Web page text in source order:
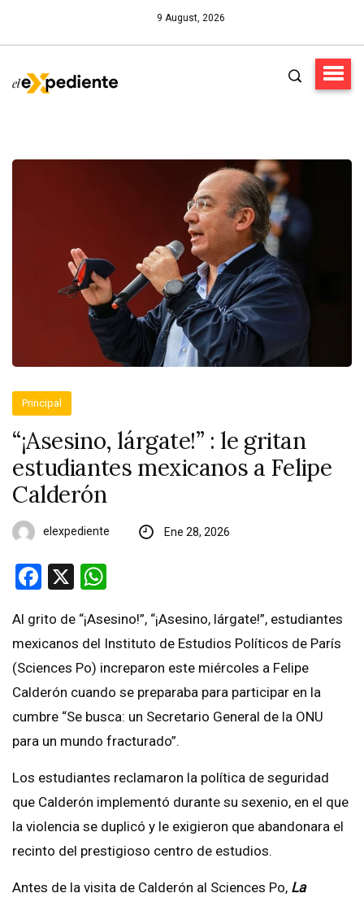
9 August, 2026
Principal
“¡Asesino, lárgate!” : le gritan
estudiantes mexicanos a Felipe
Calderón
elexpediente Ene 28, 2026
Facebook
X
Al grito de “¡Asesino!”, “¡Asesino, lárgate!”, estudiantes
mexicanos del Instituto de Estudios Políticos de París
(Sciences Po) increparon este miércoles a Felipe
Calderón cuando se preparaba para participar en la
cumbre “Se busca: un Secretario General de la ONU
para un mundo fracturado”.
Los estudiantes reclamaron la política de seguridad
que Calderón implementó durante su sexenio, en el que
la violencia se duplicó y le exigieron que abandonara el
recinto del prestigioso centro de estudios.
Antes de la visita de Calderón al Sciences Po, La